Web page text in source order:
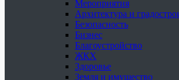
Мероприятия
Архитектура и
Безопасность
Бизнес
Благоустройство
ЖКХ
Здоровье
Земля и имущество